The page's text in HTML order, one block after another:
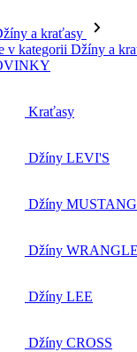
a kraťasy
v kategorii Džíny a
Kraťasy
Džíny LEVI'S
Džíny MUSTANG
Džíny
Džíny LEE
Džíny CROSS